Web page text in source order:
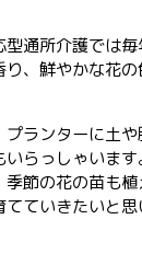
通所介護では
、鮮やかな花
ランターに土
らっしゃいます
節の花の苗も
ていきたいと